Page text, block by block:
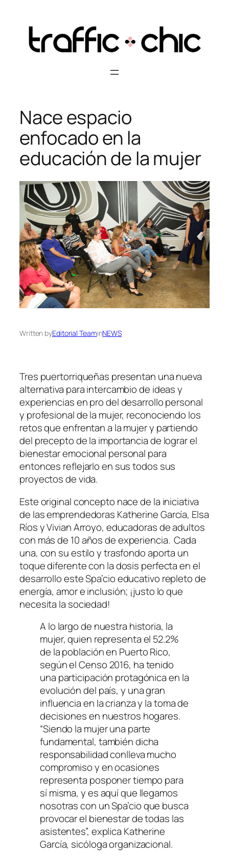
content
Nace espacio
enfocado en la
educación de la mujer
Written byEditorial TeaminNEWS
Tres puertorriqueñas presentan una nueva
alternativa para intercambio de ideas y
experiencias en pro del desarrollo personal
y profesional de la mujer, reconociendo los
retos que enfrentan a la mujer y partiendo
del precepto de la importancia de lograr el
bienestar emocional personal para
entonces reflejarlo en sus todos sus
proyectos de vida.
Este original concepto nace de la iniciativa
de las emprendedoras Katherine García, Elsa
Ríos y Vivian Arroyo, educadoras de adultos
con más de 10 años de experiencia. Cada
una, con su estilo y trasfondo aporta un
toque diferente con la dosis perfecta en el
desarrollo esteSpa’cioeducativo repleto de
energía, amor e inclusión; ¡justo lo que
necesita la sociedad!
A lo largo de nuestra historia, la
mujer, quien representa el 52.2%
de la población en Puerto Rico,
según el Censo 2016, ha tenido
una participación protagónica en la
evolución del país, y una gran
influencia en la crianza y la toma de
decisiones en nuestros hogares.
“Siendo la mujer una parte
fundamental, también dicha
responsabilidad conlleva mucho
compromiso y en ocasiones
representa posponer tiempo para
sí misma, y es aquí que llegamos
nosotras con unSpa’cioque busca
provocar el bienestar de todas las
asistentes”, explica Katherine
García, sicóloga organizacional.